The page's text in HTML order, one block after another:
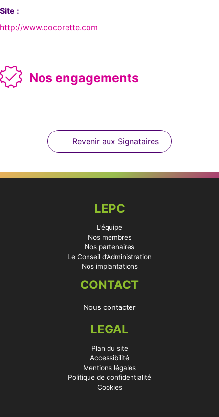
Site :
http://www.cocorette.com
Nos engagements
Revenir aux Signataires
LEPC
L’équipe
Nos membres
Nos partenaires
Le Conseil d’Administration
Nos implantations
CONTACT
Nous contacter
LEGAL
Plan du site
Accessibilité
Mentions légales
Politique de confidentialité
Cookies